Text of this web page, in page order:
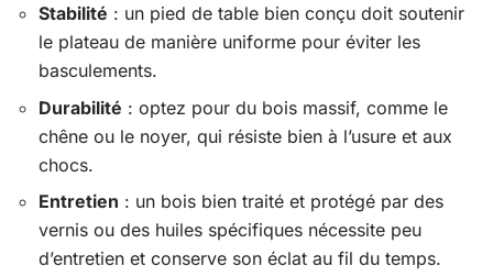
Stabilité : un pied de table bien conçu doit soutenir
le plateau de manière uniforme pour éviter les
basculements.
Durabilité : optez pour du bois massif, comme le
chêne ou le noyer, qui résiste bien à l’usure et aux
chocs.
Entretien : un bois bien traité et protégé par des
vernis ou des huiles spécifiques nécessite peu
d’entretien et conserve son éclat au fil du temps.